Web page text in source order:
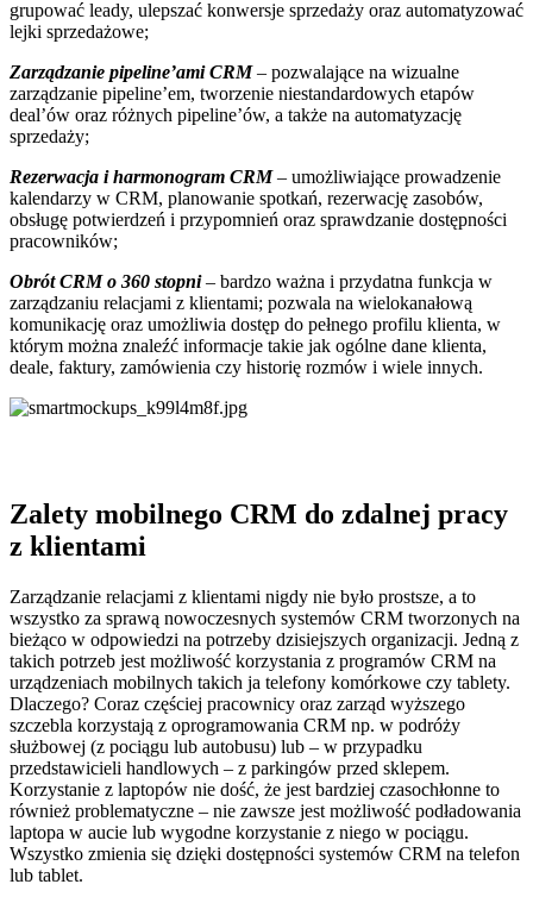
grupować leady, ulepszać konwersje sprzedaży oraz automatyzować
lejki sprzedażowe;
Zarządzanie pipeline’ami CRM– pozwalające na wizualne
zarządzanie pipeline’em, tworzenie niestandardowych etapów
deal’ów oraz różnych pipeline’ów, a także na automatyzację
sprzedaży;
Rezerwacja i harmonogram CRM– umożliwiające prowadzenie
kalendarzy w CRM, planowanie spotkań, rezerwację zasobów,
obsługę potwierdzeń i przypomnień oraz sprawdzanie dostępności
pracowników;
Obrót CRM o 360 stopni– bardzo ważna i przydatna funkcja w
zarządzaniu relacjami z klientami; pozwala na wielokanałową
komunikację oraz umożliwia dostęp do pełnego profilu klienta, w
którym można znaleźć informacje takie jak ogólne dane klienta,
deale, faktury, zamówienia czy historię rozmów i wiele innych.
Zalety mobilnego CRM do zdalnej pracy
z klientami
Zarządzanie relacjami z klientami nigdy nie było prostsze, a to
wszystko za sprawą nowoczesnych systemów CRM tworzonych na
bieżąco w odpowiedzi na potrzeby dzisiejszych organizacji. Jedną z
takich potrzeb jest możliwość korzystania z programów CRM na
urządzeniach mobilnych takich ja telefony komórkowe czy tablety.
Dlaczego? Coraz częściej pracownicy oraz zarząd wyższego
szczebla korzystają z oprogramowania CRM np. w podróży
służbowej (z pociągu lub autobusu) lub – w przypadku
przedstawicieli handlowych – z parkingów przed sklepem.
Korzystanie z laptopów nie dość, że jest bardziej czasochłonne to
również problematyczne – nie zawsze jest możliwość podładowania
laptopa w aucie lub wygodne korzystanie z niego w pociągu.
Wszystko zmienia się dzięki dostępności systemów CRM na telefon
lub tablet.